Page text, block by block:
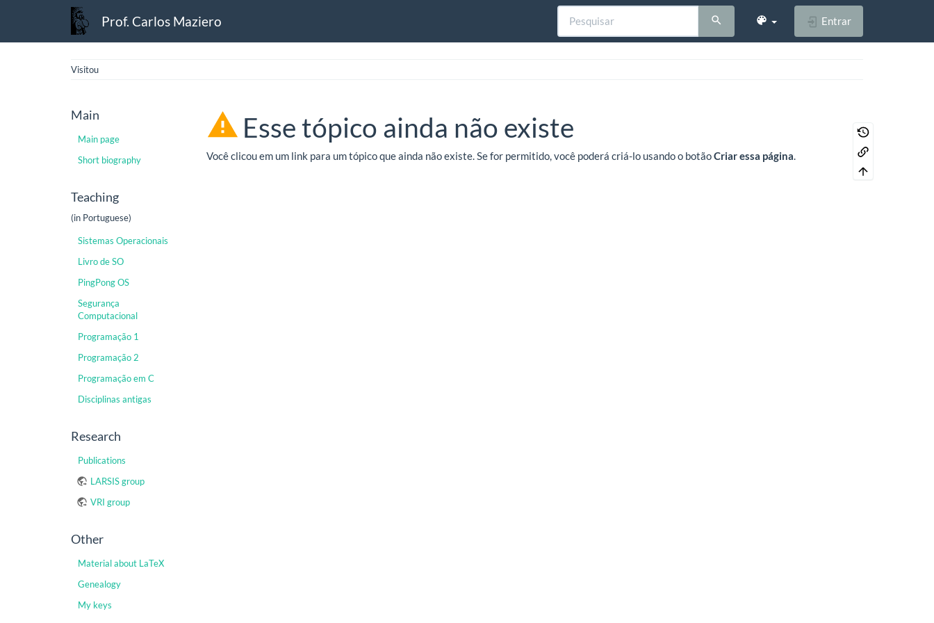
Prof. Carlos Maziero Entrar
Visitou
Main
Main page
Short biography
Teaching
(in Portuguese)
Sistemas Operacionais
Livro de SO
PingPong OS
Segurança
Computacional
Programação 1
Programação 2
Programação em C
Disciplinas antigas
Research
Publications
LARSIS group
VRI group
Other
Material about LaTeX
Genealogy
My keys
Esse tópico ainda não existe
Você clicou em um link para um tópico que ainda não existe. Se for permitido, você poderá criá-lo usando o botãoCriar essa página.